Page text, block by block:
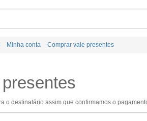
Minha conta Comprar vale presentes
o destinatário assim que confirmamos o